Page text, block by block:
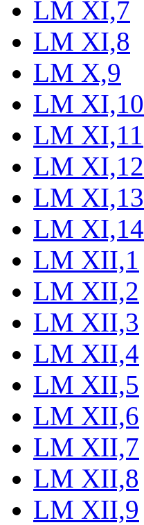
LM XI,7
LM XI,8
LM X,9
LM XI,10
LM XI,11
LM XI,12
LM XI,13
LM XI,14
LM XII,1
LM XII,2
LM XII,3
LM XII,4
LM XII,5
LM XII,6
LM XII,7
LM XII,8
LM XII,9